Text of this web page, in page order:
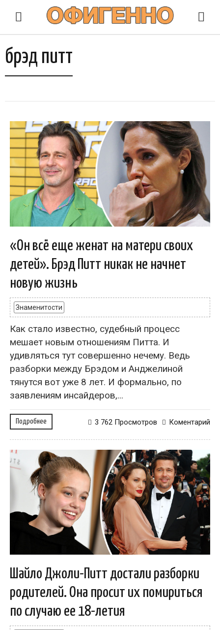
брэд питт
«Он всё еще женат на матери своих
детей». Брэд Питт никак не начнет
новую жизнь
Знаменитости
Как стало известно, судебный процесс
мешает новым отношениям Питта. И
удивляться тут совершенно нечему. Ведь
разборки между Брэдом и Анджелиной
тянутся вот уже 8 лет. И формально, по
заявлениям инсайдеров,...
Подробнее Коментарий
3 762 Просмотров
Шайло Джоли-Питт достали разборки
родителей. Она просит их помириться
по случаю ее 18-летия